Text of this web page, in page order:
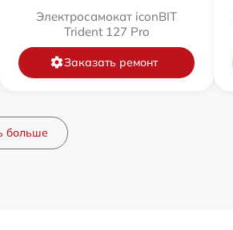
Электросамокат iconBIT
Trident 127 Pro
Заказать ремонт
больше